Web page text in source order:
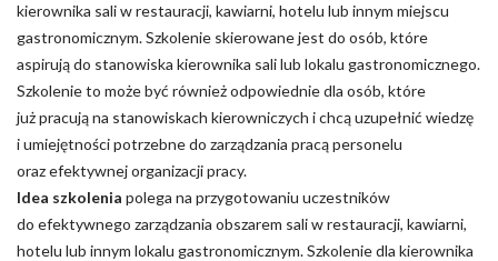
kierownika sali w restauracji, kawiarni, hotelu lub innym miejscu
gastronomicznym. Szkolenie skierowane jest do osób, które
aspirują do stanowiska kierownika sali lub lokalu gastronomicznego.
Szkolenie to może być również odpowiednie dla osób, które
już pracują na stanowiskach kierowniczych i chcą uzupełnić wiedzę
i umiejętności potrzebne do zarządzania pracą personelu
oraz efektywnej organizacji pracy.
Idea szkolenia polega na przygotowaniu uczestników
do efektywnego zarządzania obszarem sali w restauracji, kawiarni,
hotelu lub innym lokalu gastronomicznym. Szkolenie dla kierownika